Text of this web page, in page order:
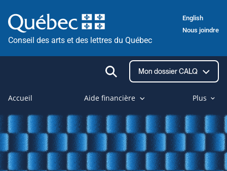
au
contenu
Conseil des arts et des lettres du Québec
English
Nous joindre
Ouvrir
la
recherche
Mon dossier CALQ
Accueil Aide financière Plus